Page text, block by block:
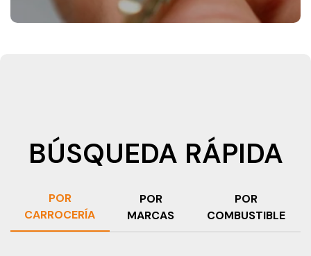
BÚSQUEDA RÁPIDA
POR
CARROCERÍA
POR
MARCAS
POR
COMBUSTIBLE